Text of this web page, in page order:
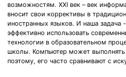
возможностям. XXI век – век
вносит свои коррективы в
иностранных языков. И наша задача
эффективно использовать
технологии в образовательном
школы. Компьютер может выполнять
поэтому, его часто сравнивают с